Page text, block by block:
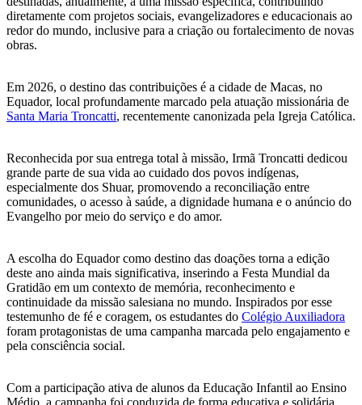
diretamente com projetos sociais, evangelizadores e educacionais ao
redor do mundo, inclusive para a criação ou fortalecimento de novas
obras.
Em 2026, o destino das contribuições é a cidade de Macas, no
Equador, local profundamente marcado pela atuação missionária de
Santa Maria Troncatti, recentemente canonizada pela Igreja Católica.
Reconhecida por sua entrega total à missão, Irmã Troncatti dedicou
grande parte de sua vida ao cuidado dos povos indígenas,
especialmente dos Shuar, promovendo a reconciliação entre
comunidades, o acesso à saúde, a dignidade humana e o anúncio do
Evangelho por meio do serviço e do amor.
A escolha do Equador como destino das doações torna a edição
deste ano ainda mais significativa, inserindo a Festa Mundial da
Gratidão em um contexto de memória, reconhecimento e
continuidade da missão salesiana no mundo. Inspirados por esse
testemunho de fé e coragem, os estudantes do Colégio Auxiliadora
foram protagonistas de uma campanha marcada pelo engajamento e
pela consciência social.
Com a participação ativa de alunos da Educação Infantil ao Ensino